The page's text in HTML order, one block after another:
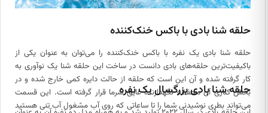
حلقه شنا بادی با باکس خنک‌کننده
حلقه شنا بادی یک نفره با باکس خنک‌کننده را می‌توان به عنوان یکی از
باکیفیت‌ترین حلقه‌های بادی دانست در ساخت این حلقه شنا یک نوآوری به
کار گرفته شده و آن این است که حلقه از حالت دایره کمی خارج شده و در
بخش کناری آن محفظه نگهدارنده عایق سرما قرار گرفته است. این قسمت
می‌تواند بطری نوشیدنی شما را تا ساعاتی که روی آب مشغول آب تنی هستید
حلقه شنا بادی بزرگسال یک نفره